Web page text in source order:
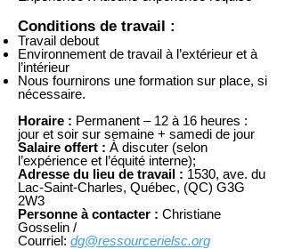
Conditions de travail :
Travail debout
Environnement de travail à l’extérieur et à
l’intérieur
Nous fournirons une formation sur place, si
nécessaire.
Horaire : Permanent – 12 à 16 heures :
jour et soir sur semaine + samedi de jour
Salaire offert : À discuter (selon
l’expérience et l’équité interne);
Adresse du lieu de travail : 1530, ave. du
Lac-Saint-Charles, Québec, (QC) G3G
2W3
Personne à contacter : Christiane
Gosselin /
Courriel: dg@ressourcerielsc.org